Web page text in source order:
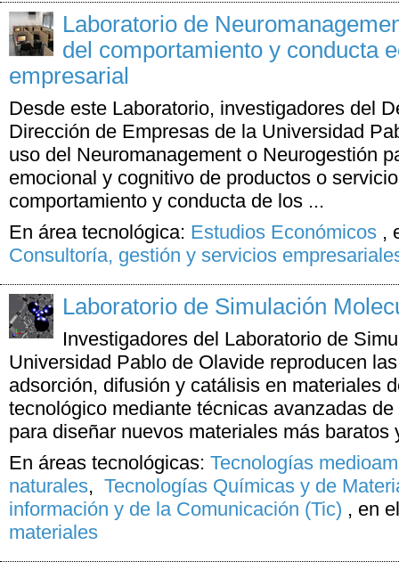
Laboratorio de
del comportamiento y conducta
empresarial
Desde este Laboratorio, investigadores del
Dirección de Empresas de la Universidad
uso del Neuromanagement o Neurogestión
emocional y cognitivo de productos o
comportamiento y conducta de los ...
En área tecnológica: Estudios Económicos ,
Consultoría, gestión y servicios
Laboratorio de Simulación
Investigadores del Laboratorio de
Universidad Pablo de Olavide reproducen
adsorción, difusión y catálisis en materiales
tecnológico mediante técnicas avanzadas
para diseñar nuevos materiales más baratos
En áreas tecnológicas: Tecnologías
naturales, Tecnologías Químicas y de
información y de la Comunicación (Tic) , en
materiales